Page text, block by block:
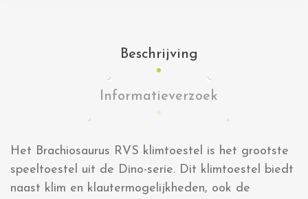
Beschrijving
Informatieverzoek
Het Brachiosaurus RVS klimtoestel is het grootste
speeltoestel uit de Dino-serie. Dit klimtoestel biedt
naast klim en klautermogelijkheden, ook de